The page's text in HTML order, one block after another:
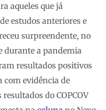
aqueles que já
estudos anteriores e
surpreendente, no
durante a pandemia
resultados positivos
evidência de
do COPCOV